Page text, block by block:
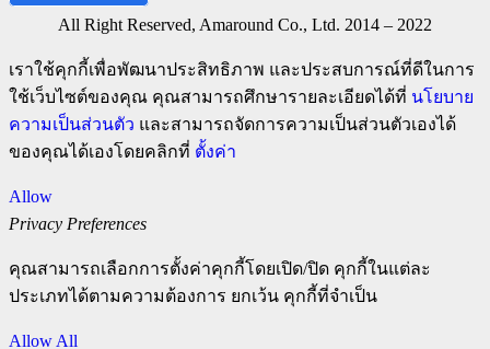
All Right Reserved, Amaround Co., Ltd. 2014 – 2022
เราใช้คุกกี้เพื่อพัฒนาประสิทธิภาพ และประสบการณ์ที่ดีในการ
ใช้เว็บไซต์ของคุณ คุณสามารถศึกษารายละเอียดได้ที่ นโยบาย
ความเป็นส่วนตัว และสามารถจัดการความเป็นส่วนตัวเองได้
ของคุณได้เองโดยคลิกที่ ตั้งค่า
Allow
Privacy Preferences
คุณสามารถเลือกการตั้งค่าคุกกี้โดยเปิด/ปิด คุกกี้ในแต่ละ
ประเภทได้ตามความต้องการ ยกเว้น คุกกี้ที่จำเป็น
Allow All